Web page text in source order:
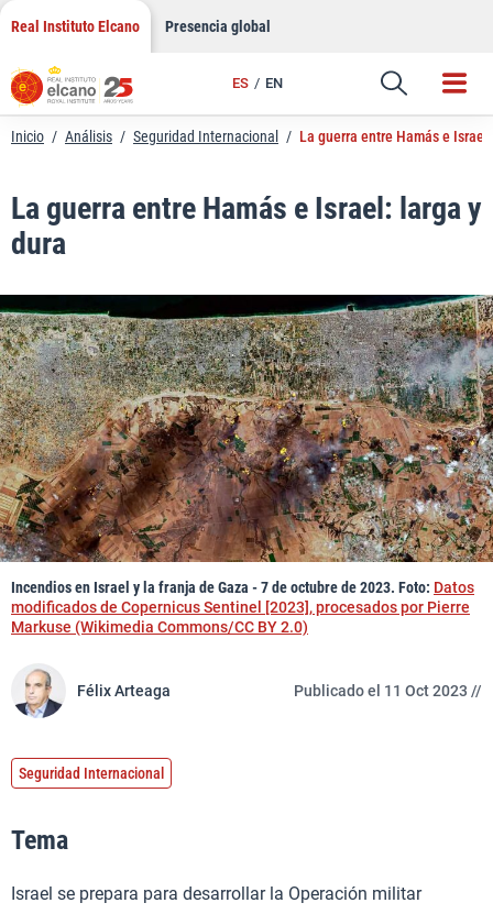
Saltar
contenido
Real Instituto Elcano Presencia global
ES EN
Enlace
Inicio / Análisis / Seguridad Internacional / La guerra entre Hamás e
La guerra entre Hamás e Israel: larga y
dura
Incendios en Israel y la franja de Gaza - 7 de octubre de 2023. Foto: Datos
modificados de Copernicus Sentinel [2023], procesados ​​por Pierre
Markuse (Wikimedia Commons/CC BY 2.0)
Félix Arteaga Publicado el 11 Oct 2023 //
Seguridad Internacional
Tema
Israel se prepara para desarrollar la Operación militar